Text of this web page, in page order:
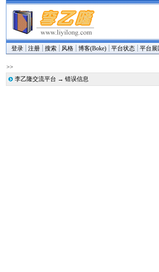
登录 注册 搜索 风格 博客(Boke) 平台状态 平台展
>>
李乙隆交流平台 →错误信息